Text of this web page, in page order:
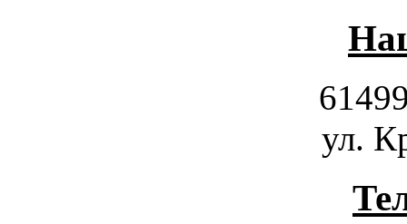
ул.